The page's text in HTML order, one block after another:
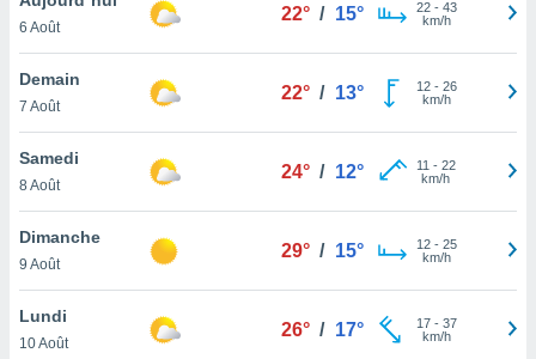
et
»,
au
vous
qu'ils
ou
le
6 Août
22° / 15° 22- 43
km/h
Demain
7 Août
22° / 13° 12- 26
km/h
Samedi
8 Août
24° / 12° 11 - 22
km/h
Dimanche
9 Août
29° / 15° 12- 25
km/h
Lundi
10 Août
26° / 17° 17- 37
km/h